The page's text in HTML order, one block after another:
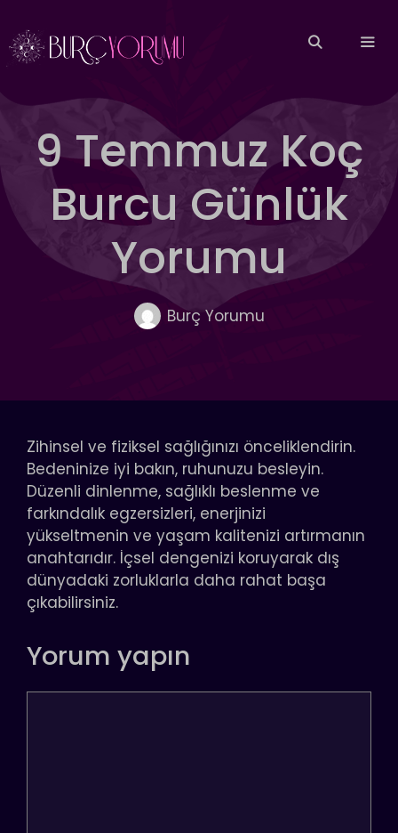
atla
9 Temmuz Koç
Burcu Günlük
Yorumu
Burç Yorumu
Zihinsel ve fiziksel sağlığınızı önceliklendirin.
Bedeninize iyi bakın, ruhunuzu besleyin.
Düzenli dinlenme, sağlıklı beslenme ve
farkındalık egzersizleri, enerjinizi
yükseltmenin ve yaşam kalitenizi artırmanın
anahtarıdır. İçsel dengenizi koruyarak dış
dünyadaki zorluklarla daha rahat başa
çıkabilirsiniz.
Yorum yapın